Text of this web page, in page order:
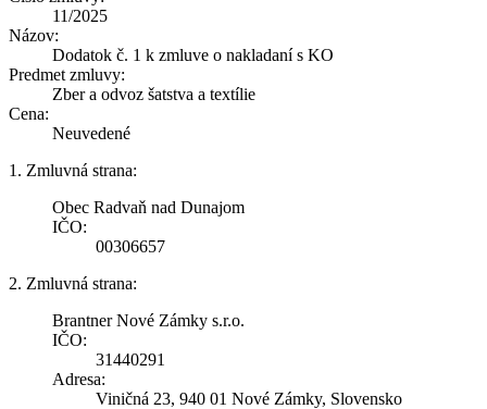
11/2025
Názov:
Dodatok č. 1 k zmluve o nakladaní s KO
Predmet zmluvy:
Zber a odvoz šatstva a textílie
Cena:
Neuvedené
1. Zmluvná strana:
Obec Radvaň nad Dunajom
IČO:
00306657
2. Zmluvná strana:
Brantner Nové Zámky s.r.o.
IČO:
31440291
Adresa:
Viničná 23, 940 01 Nové Zámky, Slovensko